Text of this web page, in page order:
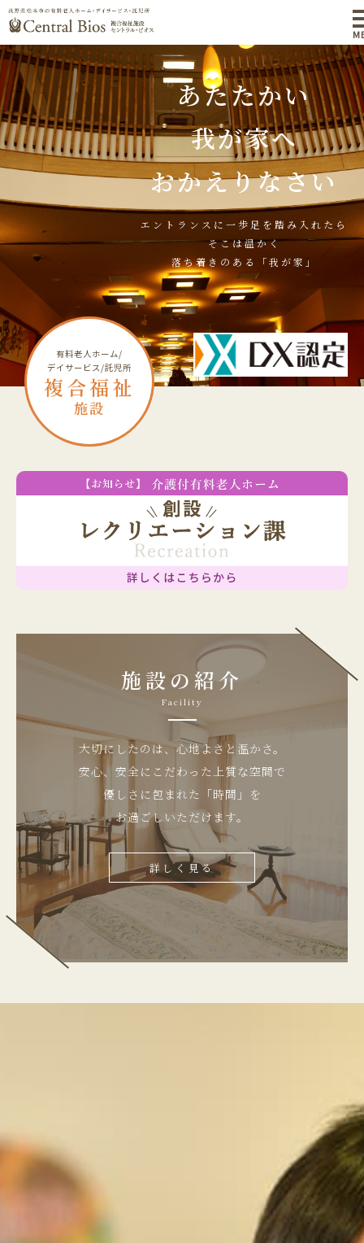
有料老人ホーム/
デイサービス/託児所
複合福祉
施設
あたたかい
我が家へ
おかえりなさい
エントランスに一歩足を踏み入れたら
そこは温かく
落ち着きのある「我が家」
施設の紹介
Facility
大切にしたのは、心地よさと温かさ。
安心、安全にこだわった上質な空間で
優しさに包まれた「時間」を
お過ごしいただけます。
詳しく見る